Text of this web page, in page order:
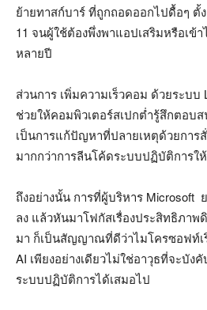
ย้ายทาสก์บาร์ ที่ถูกถอดออกไปดื้อๆ ตั้
11 จนผู้ใช้ต้องพึ่งพาแอปเสริมหรือเข้
หลายปี
ส่วนการ เพิ่มความเร็วคอม ด้วยระบบ
ช่วยให้คอมพิวเตอร์สเปกต่ำรู้สึกตอบ
เป็นการแก้ปัญหาที่ปลายเหตุด้วยการ
มากกว่าการลีนโค้ดระบบปฏิบัติการให้
ถึงอย่างนั้น การที่ผู้บริหาร Microsoft
ลง แล้วหันมาโฟกัสเรื่องประสิทธิภาพ
มา ก็เป็นสัญญาณที่ดีว่าไมโครซอฟท์เ
AI เพียงอย่างเดียวไม่ใช่อาวุธที่จะบัง
ระบบปฏิบัติการได้เสมอไป